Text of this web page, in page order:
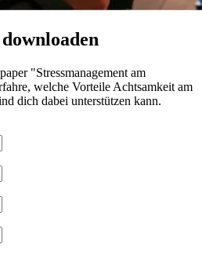
"Stressmanagement am
welche Vorteile Achtsamkeit am
dich dabei unterstützen kann.